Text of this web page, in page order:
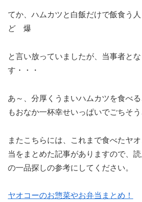
てか、ハムカツと白飯だけで飯食う
ど 爆
と言い放っていましたが、当事者と
す・・・
あ～、分厚くうまいハムカツを食べ
もおなか一杯幸せいっぱいでごちそう
またこちらには、これまで食べたヤ
当をまとめた記事がありますので、
の一品探しの参考にしてください。
ヤオコーのお惣菜やお弁当まとめ！